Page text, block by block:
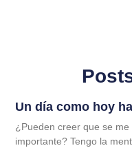
Un día como hoy
¿Pueden creer que se
importante? Tengo la